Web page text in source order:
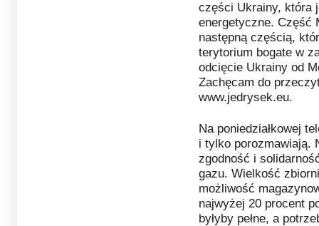
części Ukrainy, która
energetyczne. Część
następną częścią,
terytorium bogate w
odcięcie Ukrainy od
Zachęcam do
www.jedrysek.eu.
Na poniedziałkowej
i tylko porozmawiają.
zgodność i
gazu. Wielkość
możliwość
najwyżej 20 procent
byłyby pełne, a